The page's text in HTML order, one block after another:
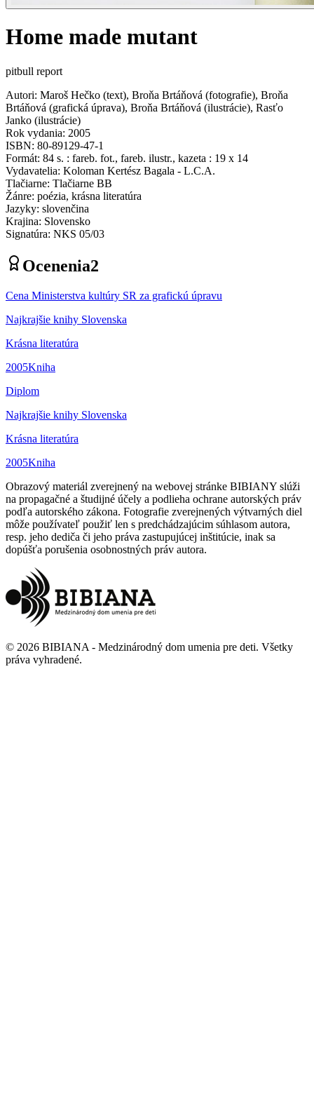
Home made mutant
pitbull report
Autori: Maroš Hečko (text), Broňa Brtáňová (fotografie), Broňa
Brtáňová (grafická úprava), Broňa Brtáňová (ilustrácie), Rasťo
Janko (ilustrácie)
Rok vydania: 2005
ISBN: 80-89129-47-1
Formát: 84 s. : fareb. fot., fareb. ilustr., kazeta : 19 x 14
Vydavatelia: Koloman Kertész Bagala - L.C.A.
Tlačiarne: Tlačiarne BB
Žánre: poézia, krásna literatúra
Jazyky: slovenčina
Krajina: Slovensko
Signatúra: NKS 05/03
Ocenenia2
Cena Ministerstva kultúry SR za grafickú úpravu
Najkrajšie knihy Slovenska
Krásna literatúra
2005Kniha
Diplom
Najkrajšie knihy Slovenska
Krásna literatúra
2005Kniha
Obrazový materiál zverejnený na webovej stránke BIBIANY slúži
na propagačné a študijné účely a podlieha ochrane autorských práv
podľa autorského zákona. Fotografie zverejnených výtvarných diel
môže používateľ použiť len s predchádzajúcim súhlasom autora,
resp. jeho dediča či jeho práva zastupujúcej inštitúcie, inak sa
dopúšťa porušenia osobnostných práv autora.
© 2026 BIBIANA - Medzinárodný dom umenia pre deti. Všetky
práva vyhradené.